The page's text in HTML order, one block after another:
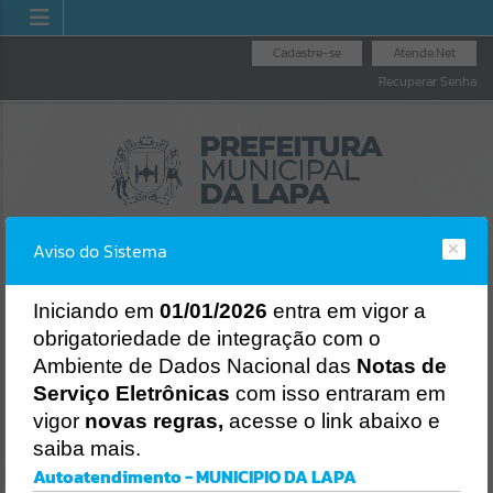
Atende.Net
Cadastre-se
Recuperar Senha
OUVIDORIA GERAL
DO MUNICÍPIO
LICITAÇÕES
NOTA FISCAL
ELETRÔNICA
Aviso do Sistema
Iniciando em 01/01/2026 entra em vigor a
obrigatoriedade de integração com o
Ambiente de Dados Nacional das Notas de
Serviço Eletrônicas com isso entraram em
vigor novas regras, acesse o link abaixo e
saiba mais.
Autoatendimento - MUNICIPIO DA LAPA
Erro
Gerenciamento do Sistema
Ocorreu um erro de script: